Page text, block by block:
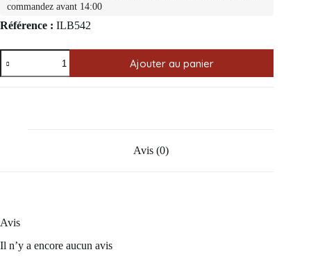
commandez avant 14:00
Référence : ILB542
quantité
de
Boucles
Ajouter au panier
Avis (0)
Avis
Il n’y a encore aucun avis